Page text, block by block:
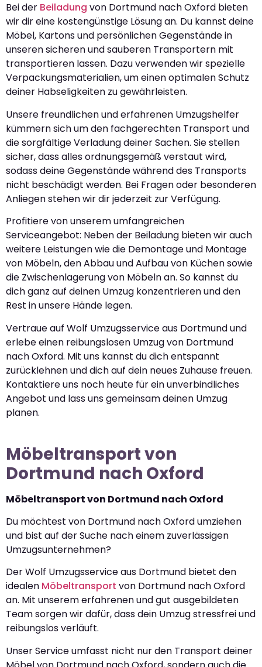
Bei der Beiladung von Dortmund nach Oxford bieten
wir dir eine kostengünstige Lösung an. Du kannst deine
Möbel, Kartons und persönlichen Gegenstände in
unseren sicheren und sauberen Transportern mit
transportieren lassen. Dazu verwenden wir spezielle
Verpackungsmaterialien, um einen optimalen Schutz
deiner Habseligkeiten zu gewährleisten.
Unsere freundlichen und erfahrenen Umzugshelfer
kümmern sich um den fachgerechten Transport und
die sorgfältige Verladung deiner Sachen. Sie stellen
sicher, dass alles ordnungsgemäß verstaut wird,
sodass deine Gegenstände während des Transports
nicht beschädigt werden. Bei Fragen oder besonderen
Anliegen stehen wir dir jederzeit zur Verfügung.
Profitiere von unserem umfangreichen
Serviceangebot: Neben der Beiladung bieten wir auch
weitere Leistungen wie die Demontage und Montage
von Möbeln, den Abbau und Aufbau von Küchen sowie
die Zwischenlagerung von Möbeln an. So kannst du
dich ganz auf deinen Umzug konzentrieren und den
Rest in unsere Hände legen.
Vertraue auf Wolf Umzugsservice aus Dortmund und
erlebe einen reibungslosen Umzug von Dortmund
nach Oxford. Mit uns kannst du dich entspannt
zurücklehnen und dich auf dein neues Zuhause freuen.
Kontaktiere uns noch heute für ein unverbindliches
Angebot und lass uns gemeinsam deinen Umzug
planen.
Möbeltransport von
Dortmund nach Oxford
Möbeltransport von Dortmund nach Oxford
Du möchtest von Dortmund nach Oxford umziehen
und bist auf der Suche nach einem zuverlässigen
Umzugsunternehmen?
Der Wolf Umzugsservice aus Dortmund bietet den
idealen Möbeltransport von Dortmund nach Oxford
an. Mit unserem erfahrenen und gut ausgebildeten
Team sorgen wir dafür, dass dein Umzug stressfrei und
reibungslos verläuft.
Unser Service umfasst nicht nur den Transport deiner